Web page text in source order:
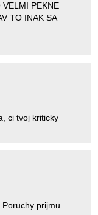
VELMI PEKNE
TO INAK SA
ci tvoj kriticky
prijmu